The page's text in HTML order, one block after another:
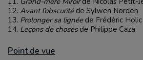
12. Avant l’obscuritéde Sylwen Norden
13. Prolonger sa lignéede Frédéric Holic
14. Leçons de chosesde Philippe Caza
Point de vue